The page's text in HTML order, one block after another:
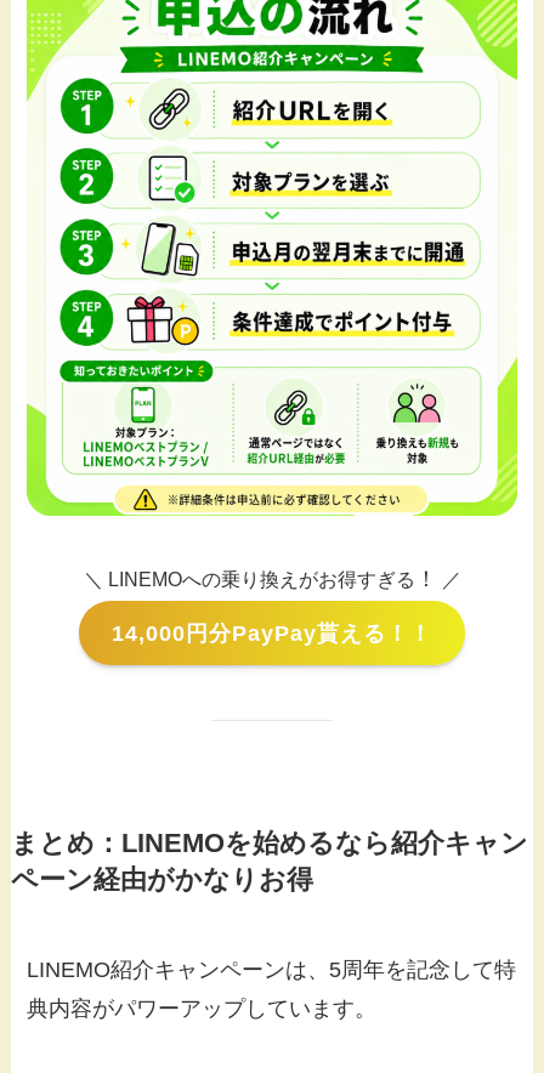
＼ LINEMOへの乗り換えがお得すぎる ！ ／
14,000円分PayPay貰える！！
まとめ：LINEMOを始めるなら紹介キャン
ペーン経由がかなりお得
LINEMO紹介キャンペーンは、5周年を記念して特
典内容がパワーアップしています。